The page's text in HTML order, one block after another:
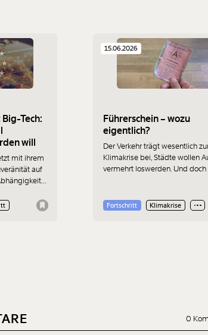
Tech:
will
mit ihrem
auf
Dafür
15.06.2026
Führerschein – wozu
eigentlich?
Der Verkehr trägt wesentlich
Klimakrise bei, Städte wollen
vermehrt loswerden. Und
Erwachsenwerdens. Warum
eigentlich? Ein persönlicher
Fortschritt Klimakrise
0